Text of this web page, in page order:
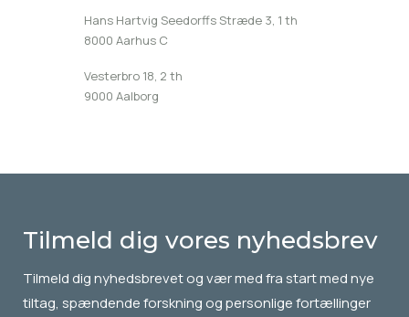
Hans Hartvig Seedorffs Stræde 3, 1 th
8000 Aarhus C
Vesterbro 18, 2 th
9000 Aalborg
Tilmeld dig vores nyhedsbrev
Tilmeld dignyhedsbrevetog vær med fra start med nye
tiltag, spændende forskning og personlige fortællinger